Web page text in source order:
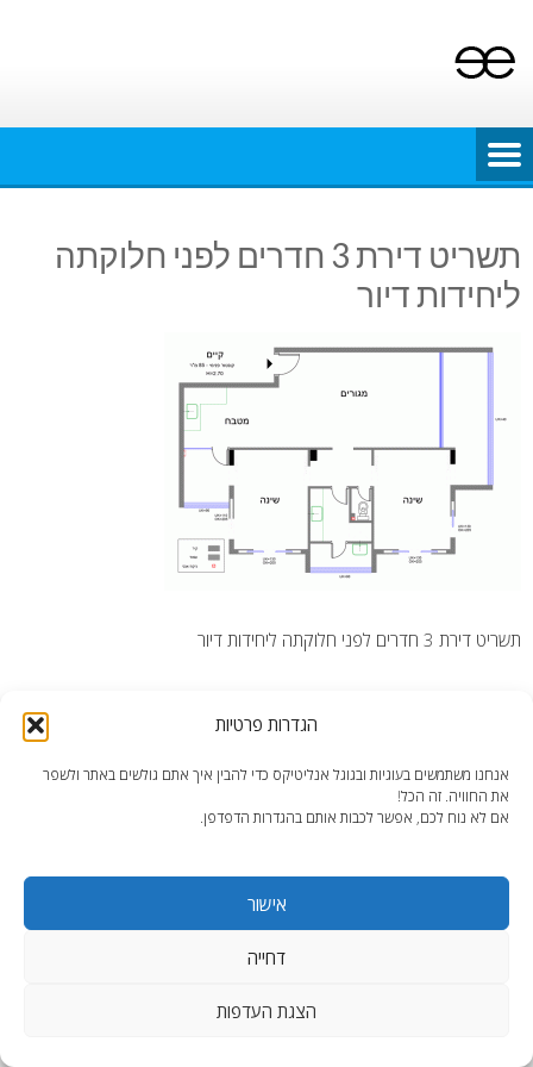
הגדרות פרטיות
אנחנו משתמשים בעוגיות ובגוגל אנליטיקס כדי להבין איך אתם גולשים באתר ולשפר
את החוויה. זה הכל!
אם לא נוח לכם, אפשר לכבות אותם בהגדרות הדפדפן.
אישור
דחייה
הצגת העדפות
content
תשריט דירת 3 חדרים לפני חלוקתה
ליחידות דיור
תשריט דירת 3 חדרים לפני חלוקתה ליחידות דיור
end2end.co.il | תכנון ועיצוב עד הפרט האחרון.